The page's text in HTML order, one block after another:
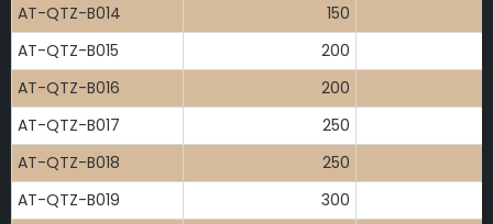
AT-QTZ-B014
150
AT-QTZ-B015
200
AT-QTZ-B016
200
AT-QTZ-B017
250
AT-QTZ-B018
250
AT-QTZ-B019
300